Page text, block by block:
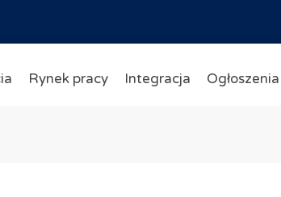
Rynek pracy Integracja Ogłoszenia